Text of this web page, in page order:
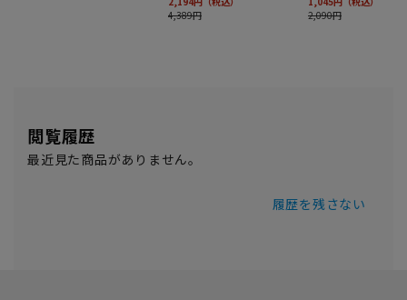
閲覧履歴
最近見た商品がありません。
履歴を残さない